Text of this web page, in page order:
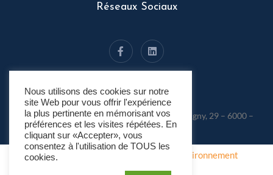
Réseaux Sociaux
La Maison de l’Environnement • Rue de Montigny, 29 – 6000 –
Charleroi • 071/300.300
Fait avec Espace Environnement
Nous utilisons des cookies sur notre
site Web pour vous offrir l'expérience
la plus pertinente en mémorisant vos
préférences et les visites répétées. En
cliquant sur «Accepter», vous
consentez à l'utilisation de TOUS les
cookies.